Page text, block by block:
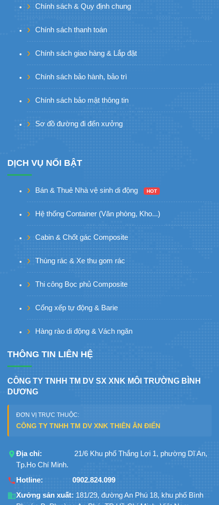
Chính sách & Quy định chung
Chính sách thanh toán
Chính sách giao hàng & Lắp đặt
Chính sách bảo hành, bảo trì
Chính sách bảo mật thông tin
Sơ đồ đường đi đến xưởng
DỊCH VỤ NỔI BẬT
Bán & Thuê Nhà vệ sinh di động HOT
Hệ thống Container (Văn phòng, Kho...)
Cabin & Chốt gác Composite
Thùng rác & Xe thu gom rác
Thi công Bọc phủ Composite
Cổng xếp tự động & Barie
Hàng rào di động & Vách ngăn
THÔNG TIN LIÊN HỆ
CÔNG TY TNHH TM DV SX XNK MÔI TRƯỜNG BÌNH
DƯƠNG
ĐƠN VỊ TRỰC THUỘC:
CÔNG TY TNHH TM DV XNK THIÊN ÂN ĐIỂN
Địa chỉ:
21/6 Khu phố Thắng Lợi 1, phường Dĩ An,
Tp.Ho Chí Minh.
Hotline:
0902.824.099
Xưởng sản xuất: 181/29, đường An Phú 18, khu phố Bình